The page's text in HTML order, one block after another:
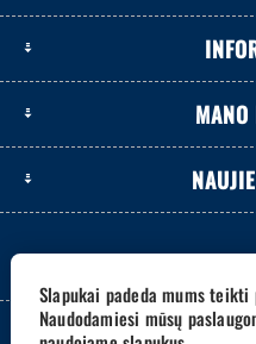
Slapukai padeda mums teikti
Naudodamiesi mūsų